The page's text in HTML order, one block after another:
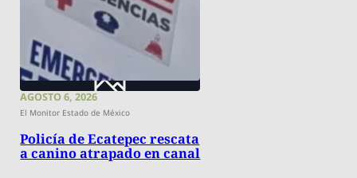
AGOSTO 6, 2026
El Monitor Estado de México
Policía de Ecatepec rescata
a canino atrapado en canal